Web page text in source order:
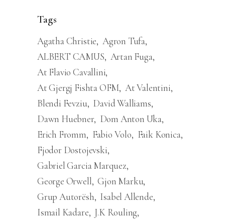
Tags
Agatha Christie Agron Tufa
ALBERT CAMUS Artan Fuga
At Flavio Cavallini
At Gjergj Fishta OFM At Valentini
Blendi Fevziu David Walliams
Dawn Huebner Dom Anton Uka
Erich Fromm
Fabio Volo
Faik Konica
Fjodor Dostojevski
Gabriel Garcia Marquez
George Orwell Gjon Marku
Grup Autorësh Isabel Allende
Ismail Kadare J.K Rouling